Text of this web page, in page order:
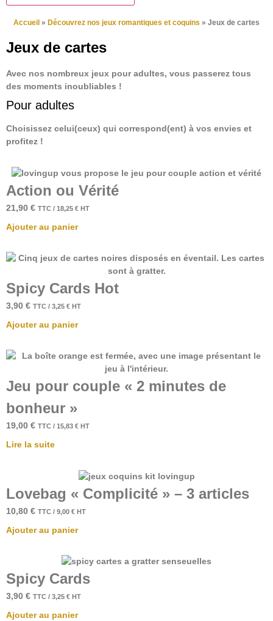
Accueil » Découvrez nos jeux romantiques et coquins » Jeux de cartes
Jeux de cartes
Avec nos nombreux jeux pour adultes, vous passerez tous
des moments inoubliables !
Pour adultes
Choisissez celui(ceux) qui correspond(ent) à vos envies et
profitez !
Action ou Vérité
21,90 € TTC / 18,25 € HT
Ajouter au panier
Spicy Cards Hot
3,90 € TTC / 3,25 € HT
Ajouter au panier
Jeu pour couple « 2 minutes de
bonheur »
19,00 € TTC / 15,83 € HT
Lire la suite
Lovebag « Complicité » – 3 articles
10,80 € TTC / 9,00 € HT
Ajouter au panier
Spicy Cards
3,90 € TTC / 3,25 € HT
Ajouter au panier